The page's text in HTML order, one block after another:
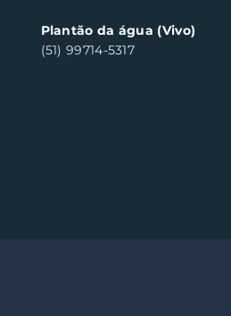
Plantão da água (Vivo)
(51) 99714-5317